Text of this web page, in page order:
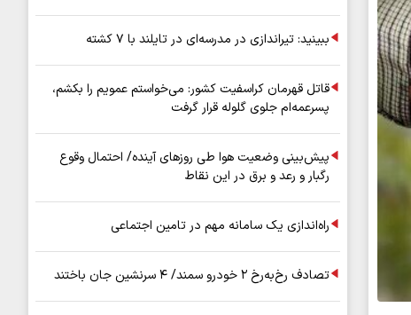
ببینید: تیراندازی در مدرسه‌ای در تایلند با ۷ کشته
قاتل قهرمان کراسفیت کشور: می‌خواستم عمویم را بکشم،
پسرعمه‌ام جلوی گلوله قرار گرفت
پیش‌بینی وضعیت هوا طی روزهای آینده/ احتمال وقوع
رگبار و رعد و برق در این نقاط
راه‌اندازی یک سامانه مهم در تامین اجتماعی
تصادف رخ‌به‌رخ ۲ خودرو سمند/ ۴ سرنشین جان باختند